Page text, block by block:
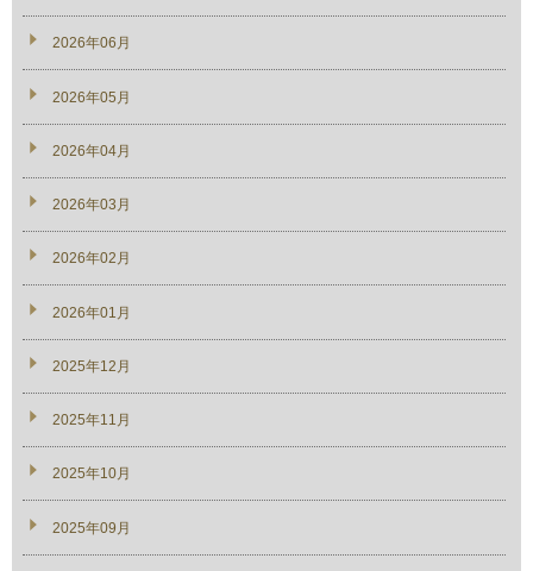
2026年06月
2026年05月
2026年04月
2026年03月
2026年02月
2026年01月
2025年12月
2025年11月
2025年10月
2025年09月